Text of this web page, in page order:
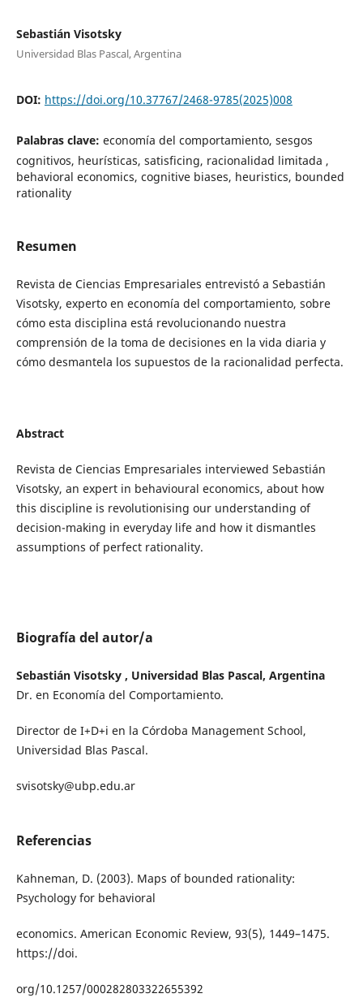
Sebastián Visotsky
Universidad Blas Pascal, Argentina
DOI: https://doi.org/10.37767/2468-9785(2025)008
Palabras clave: economía del comportamiento, sesgos
cognitivos, heurísticas, satisficing, racionalidad limitada ,
behavioral economics, cognitive biases, heuristics, bounded
rationality
Resumen
Revista de Ciencias Empresariales entrevistó a Sebastián
Visotsky, experto en economía del comportamiento, sobre
cómo esta disciplina está revolucionando nuestra
comprensión de la toma de decisiones en la vida diaria y
cómo desmantela los supuestos de la racionalidad perfecta.
Abstract
Revista de Ciencias Empresariales interviewed Sebastián
Visotsky, an expert in behavioural economics, about how
this discipline is revolutionising our understanding of
decision-making in everyday life and how it dismantles
assumptions of perfect rationality.
Biografía del autor/a
Sebastián Visotsky , Universidad Blas Pascal, Argentina
Dr. en Economía del Comportamiento.
Director de I+D+i en la Córdoba Management School,
Universidad Blas Pascal.
svisotsky@ubp.edu.ar
Referencias
Kahneman, D. (2003). Maps of bounded rationality:
Psychology for behavioral
economics. American Economic Review, 93(5), 1449–1475.
https://doi.
org/10.1257/000282803322655392